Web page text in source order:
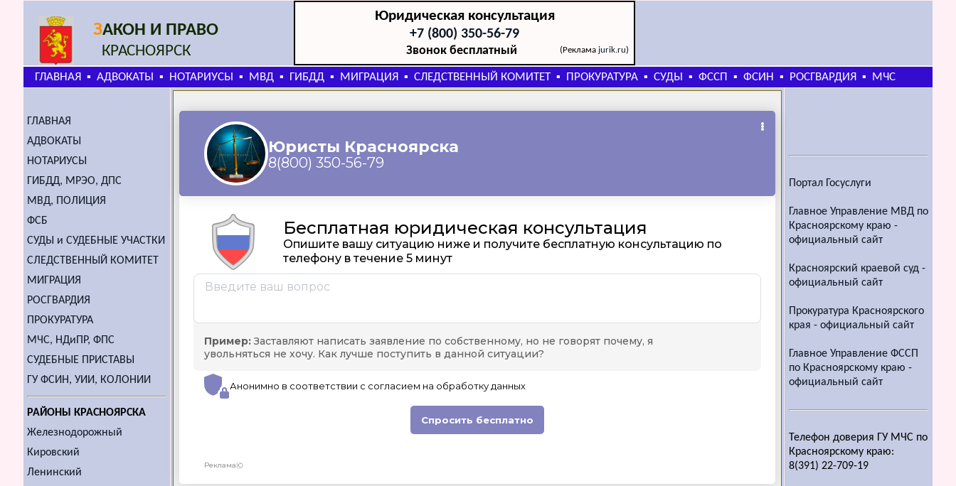
ЗАКОН И ПРАВО
КРАСНОЯРСК
Юридическая консультация
+7 (800) 350-56-79
Звонок бесплатный (Реклама jurik.ru)
ГЛАВНАЯ ▪ АДВОКАТЫ ▪ НОТАРИУСЫ ▪ МВД ▪ ГИБДД ▪ МИГРАЦИЯ ▪ СЛЕДСТВЕННЫЙ КОМИТЕТ ▪ ПРОКУРАТУРА ▪ СУДЫ ▪ ФССП ▪ ФСИН ▪ РОСГВАРДИЯ ▪ МЧС
ГЛАВНАЯ
АДВОКАТЫ
НОТАРИУСЫ
ГИБДД, МРЭО, ДПС
МВД, ПОЛИЦИЯ
ФСБ
СУДЫ и СУДЕБНЫЕ УЧАСТКИ
СЛЕДСТВЕННЫЙ КОМИТЕТ
МИГРАЦИЯ
РОСГВАРДИЯ
ПРОКУРАТУРА
МЧС, НДиПР, ФПС
СУДЕБНЫЕ ПРИСТАВЫ
ГУ ФСИН, УИИ, КОЛОНИИ
РАЙОНЫ КРАСНОЯРСКА
Железнодорожный
Кировский
Ленинский
Портал Госуслуги
Главное Управление МВД по
Красноярскому краю -
официальный сайт
Красноярский краевой суд -
официальный сайт
Прокуратура Красноярского
края - официальный сайт
Главное Управление ФССП
по Красноярскому краю -
официальный сайт
Телефон доверия ГУ МЧС по
Красноярскому краю:
8(391) 22-709-19